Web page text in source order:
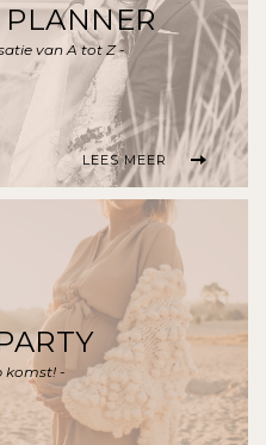
van A tot Z -
LEES MEER
komst! -